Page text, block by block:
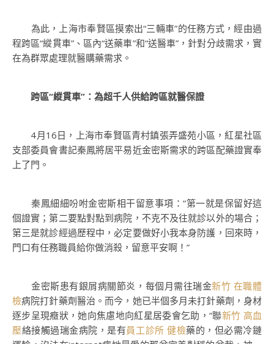
為此，上海市奉賢區摸索出“三輛車”的任務方式，經由過
程跨區“縱貫車”、區內“送藥車”和“送醫車”，針對分歧需求，實
在為群眾處理就醫購藥需求。
跨區“縱貫車”：為超千人供給跨區就醫保證
4月16日，上海市奉賢區青村鎮張弄盛苑小區，紅星社區
支部委員會書記秦鳳將居平易近金密斯需求的跨區配藥證實奉
上了門。
秦鳳細細吩咐金密斯相干留意事項：“第一就是保留好這
個證實；第二要點對點到病院，不克不及往就診以外的場合；
第三是就診經過歷程中，必定要做好小我本身防護，回來時，
門口有任務職員給你做消殺，留意平安啊！”
金密斯患有銀屑病關節炎，每個月需往瑞金新竹 在職體
檢病院打針藥劑醫治。而今，她已半個多月未打針藥劑，身材
逐步呈現癥狀，她向焦慮地向紅星居委會乞助，“聯新竹 高血
壓絡接觸過瑞金病院，是有員工診所 健檢藥的，但必需冷鏈